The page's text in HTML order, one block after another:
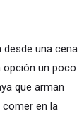
una cena
opción un poco
que arman
comer en la